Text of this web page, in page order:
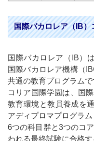
国際バカロレア（IB）
国際バカロレア（IB）
国際バカロレア機構（
共通の教育プログラムで
コリア国際学園は、国
教育環境と教員養成を
アディプロマプログラ
6つの科目群と3つのコ
われる最終試験に合格